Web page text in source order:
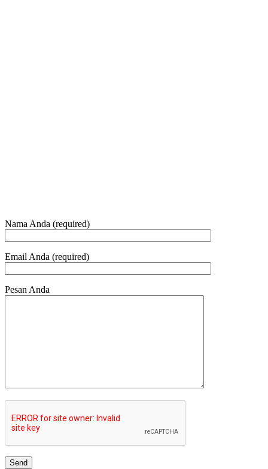
Nama Anda (required)
Email Anda (required)
Pesan Anda